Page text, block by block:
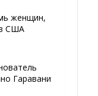
женщин,
США
Гаравани